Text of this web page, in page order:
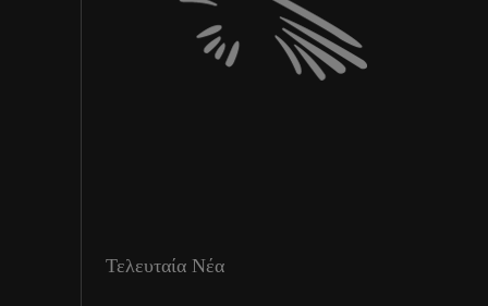
Τελευταία Νέα